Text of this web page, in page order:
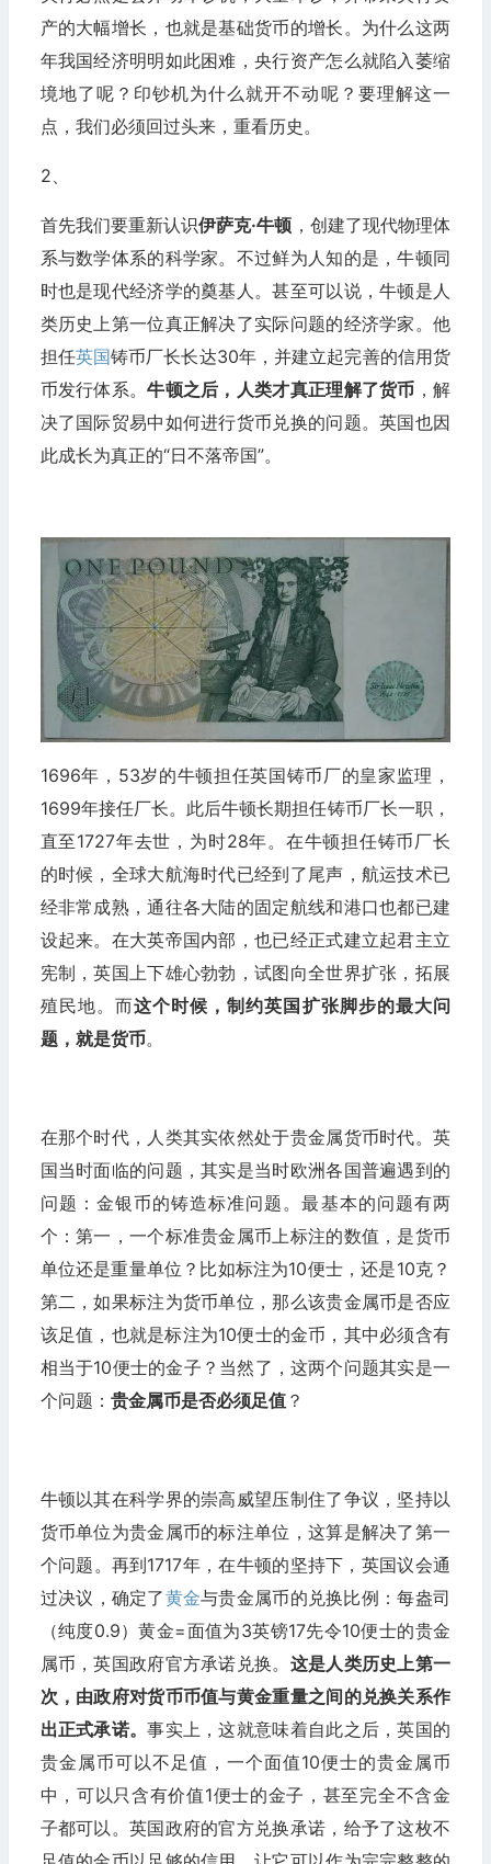
产的大幅增长，也就是基础货币的增长。为什么这两
年我国经济明明如此困难，央行资产怎么就陷入萎缩
境地了呢？印钞机为什么就开不动呢？要理解这一
点，我们必须回过头来，重看历史。
2、
首先我们要重新认识伊萨克·牛顿 ，创建了现代物理体
系与数学体系的科学家。不过鲜为人知的是，牛顿同
时也是现代经济学的奠基人。甚至可以说，牛顿是人
类历史上第一位真正解决了实际问题的经济学家。他
担任英国铸币厂长长达30年，并建立起完善的信用货
币发行体系。牛顿之后，人类才真正理解了货币 ，解
决了国际贸易中如何进行货币兑换的问题。英国也因
此成长为真正的“日不落帝国”。
1696年，53岁的牛顿担任英国铸币厂的皇家监理，
1699年接任厂长。此后牛顿长期担任铸币厂长一职，
直至1727年去世，为时28年。在牛顿担任铸币厂长
的时候，全球大航海时代已经到了尾声，航运技术已
经非常成熟，通往各大陆的固定航线和港口也都已建
设起来。在大英帝国内部，也已经正式建立起君主立
宪制，英国上下雄心勃勃，试图向全世界扩张，拓展
殖民地。而这个时候，制约英国扩张脚步的最大问
题，就是货币。
在那个时代，人类其实依然处于贵金属货币时代。英
国当时面临的问题，其实是当时欧洲各国普遍遇到的
问题：金银币的铸造标准问题。最基本的问题有两
个：第一，一个标准贵金属币上标注的数值，是货币
单位还是重量单位？比如标注为10便士，还是10克？
第二，如果标注为货币单位，那么该贵金属币是否应
该足值，也就是标注为10便士的金币，其中必须含有
相当于10便士的金子？当然了，这两个问题其实是一
个问题： 贵金属币是否必须足值？
牛顿以其在科学界的崇高威望压制住了争议，坚持以
货币单位为贵金属币的标注单位，这算是解决了第一
个问题。再到1717年，在牛顿的坚持下，英国议会通
过决议，确定了黄金与贵金属币的兑换比例：每盎司
（纯度0.9）黄金=面值为3英镑17先令10便士的贵金
属币，英国政府官方承诺兑换。 这是人类历史上第一
次，由政府对货币币值与黄金重量之间的兑换关系作
出正式承诺。事实上，这就意味着自此之后，英国的
贵金属币可以不足值，一个面值10便士的贵金属币
中，可以只含有价值1便士的金子，甚至完全不含金
子都可以。英国政府的官方兑换承诺，给予了这枚不